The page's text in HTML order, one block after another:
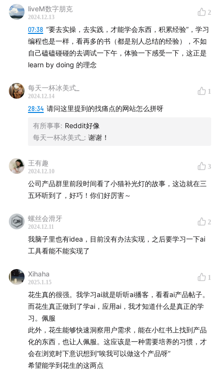
liveM数字朋克
2024.12.13
2
07:38 “要去实操，去实践，才能学会东西，积累经验”，学习
编程也是一样，看再多的书（都是别人总结的经验），不如
自己磕磕碰碰的去调试一下午，体验一下感受一下，这正是
learn by doing 的理念
每天一杯冰美式_
2024.12.14
1
28:34 请问这里提到的找痛点的网站怎么拼呀
有所事事: Reddit好像
每天一杯冰美式_ : 谢谢！
王有趣
2024.12.10
3
公司产品群里前段时间看了小猫补光灯的故事，这边就在三
五环听到了，好巧！你们好厉害～
螺丝会滑牙
2024.12.11
2
我脑子里也有idea，目前没有办法实现，之后要学习一下ai
工具看能不能实现了
Xihaha
2025.1.15
1
花生真的很强。我学习ai就是听听ai播客，看看ai产品帖子。
而花生真正做到了学ai，应用ai，我才知道什么是真正的学
习。佩服
此外，花生能够快速洞察用户需求，能在小红书上找到产品
化的东西，也让人佩服。这应该是一种需要培养的习惯，才
会在浏览时下意识想到“唉我可以做这个产品呀”
希望能学到花生的这两点